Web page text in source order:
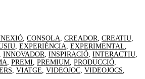
, CONSOLA, CREADOR, CREATIU,
, EXPERIÈNCIA, EXPERIMENTAL,
, INNOVADOR, INSPIRACIÓ, INTERACTIU,
, PREMI, PREMIUM, PRODUCCIÓ,
, VIATGE, VIDEOJOC, VIDEOJOCS,